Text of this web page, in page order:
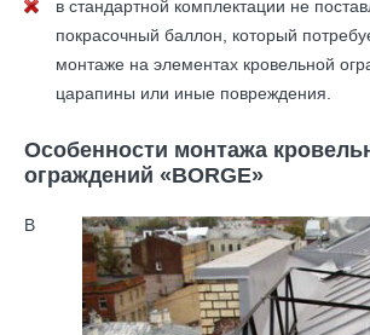
в стандартной комплектации не
покрасочный баллон, который
монтаже на элементах кровельной
царапины или иные повреждения.
Особенности монтажа
ограждений «BORGE»
В